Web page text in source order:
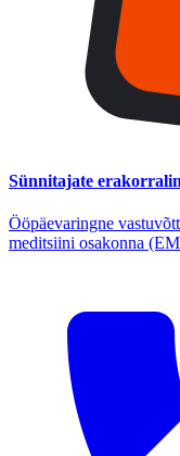
Sünnitajate
Ööpäevaringne
meditsiini osakonna